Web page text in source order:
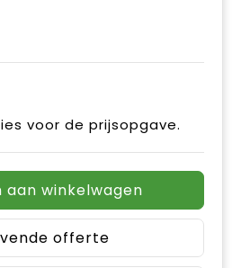
voor de prijsopgave.
aan winkelwagen
offerte